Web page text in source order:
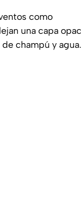
como
una capa
champú y agua.